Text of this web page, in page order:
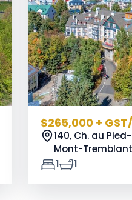
$265,000 +
140, Ch. au
Mont-
1
1